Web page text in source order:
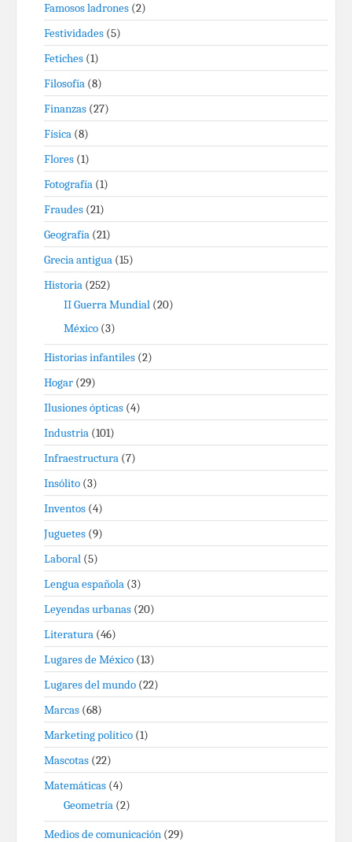
Famosos ladrones (2)
Festividades (5)
Fetiches (1)
Filosofía (8)
Finanzas (27)
Física (8)
Flores (1)
Fotografía (1)
Fraudes (21)
Geografía (21)
Grecia antigua (15)
Historia (252)
II Guerra Mundial (20)
México (3)
Historias infantiles (2)
Hogar (29)
Ilusiones ópticas (4)
Industria (101)
Infraestructura (7)
Insólito (3)
Inventos (4)
Juguetes (9)
Laboral (5)
Lengua española (3)
Leyendas urbanas (20)
Literatura (46)
Lugares de México (13)
Lugares del mundo (22)
Marcas (68)
Marketing político (1)
Mascotas (22)
Matemáticas (4)
Geometría (2)
Medios de comunicación (29)